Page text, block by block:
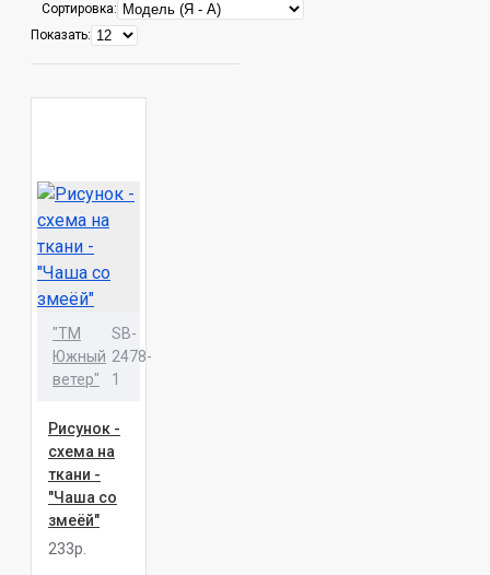
Сортировка:
Показать:
"ТМ
Южный
ветер"
SB-
2478-
1
Рисунок -
схема на
ткани -
"Чаша со
змеёй"
233р.